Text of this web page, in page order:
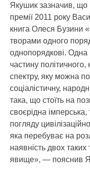
Якушик зазначив, що
премії 2011 року
книга Олеся Бузини
творами одного
однопорядкові.
частину політичного,
спектру, яку можна
соціалістичну,
така, що стоїть на
своєрідна імперська,
погляду
яка перебуває на
наявність двох
явище», — пояснив